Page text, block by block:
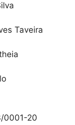
Taveira
0001-20